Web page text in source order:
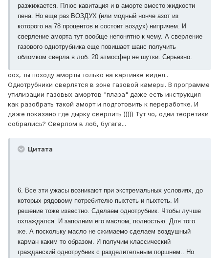
разжижается. Плюс кавитация и в аморте вместо жидкости
пена. Но еще раз ВОЗДУХ (или модный нонче азот из
которого на 78 процентов и состоит воздух) нипричем. И
сверление аморта тут вообще непонятно к чему. А сверление
газового однотрубника еще повишает шанс получить
обломком сверла в лоб. 20 атмосфер не шутки. Серьезно.
оох, ты походу аморты только на картинке видел..
Однотрубники сверлятся в зоне газовой камеры. В программе
утилизации газовых амортов "плаза" даже есть инструкция
как разобрать такой аморт и подготовить к переработке. И
даже показано где дырку сверлить ))))) Тут чо, одни теоретики
собрались? Сверлом в лоб, бугага...
Цитата
6. Все эти ужасы возникают при экстремальных условиях, до
которых рядовому потребителю пыхтеть и пыхтеть. И
решение тоже известно. Сделаем однотрубник. Чтобы лучше
охлаждался. И заполним его маслом, полностью. Для того
же. А поскольку масло не сжимаемо сделаем воздушный
карман каким то образом. И получим классический
гражданский однотрубник с разделительным поршнем.. Но